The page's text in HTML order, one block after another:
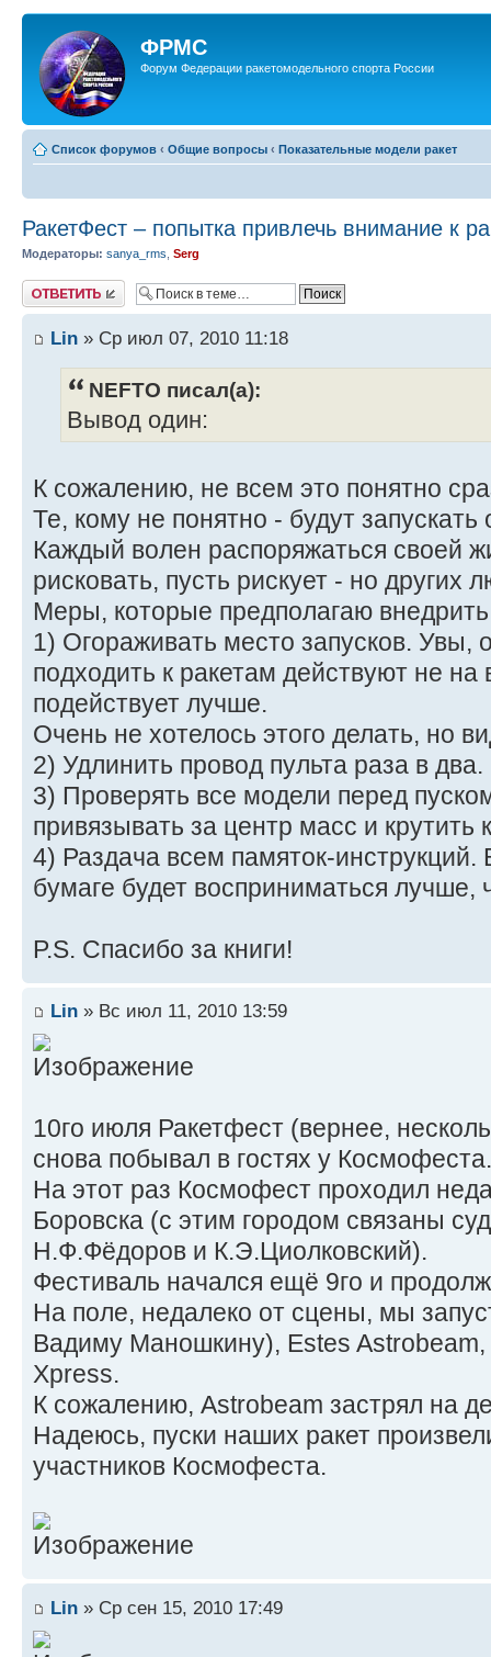
ФРМС
Форум Федерации ракетомодельного спорта России
Список форумов ‹ Общие вопросы ‹ Показательные модели ракет
РакетФест – попытка привлечь внимание к
Модераторы: sanya_rms Serg
Ответить
Lin » Ср июл 07, 2010 11:18
NEFTO писал(а):
Вывод один:
К сожалению, не всем это понятно
Те, кому не понятно - будут запускать
Каждый волен распоряжаться своей
рисковать, пусть рискует - но других
Меры, которые предполагаю
1) Огораживать место запусков. Увы,
подходить к ракетам действуют не
подействует лучше.
Очень не хотелось этого делать, но
2) Удлинить провод пульта раза в
3) Проверять все модели перед
привязывать за центр масс и крутить
4) Раздача всем памяток-инструкций.
бумаге будет восприниматься лучше,
P.S. Спасибо за книги!
Lin » Вс июл 11, 2010 13:59
10го июля Ракетфест (вернее,
снова побывал в гостях у Космофеста.
На этот раз Космофест проходил
Боровска (с этим городом связаны
Н.Ф.Фёдоров и К.Э.Циолковский).
Фестиваль начался ещё 9го и
На поле, недалеко от сцены, мы
Вадиму Маношкину), Estes
Xpress.
К сожалению, Astrobeam застрял на
Надеюсь, пуски наших ракет
участников Космофеста.
Lin » Ср сен 15, 2010 17:49